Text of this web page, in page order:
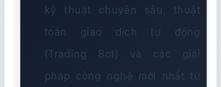
kỹ thuật chuyên sâu, thuật
toán giao dịch tự động
(Trading Bot) và các giải
pháp công nghệ mới nhất từ